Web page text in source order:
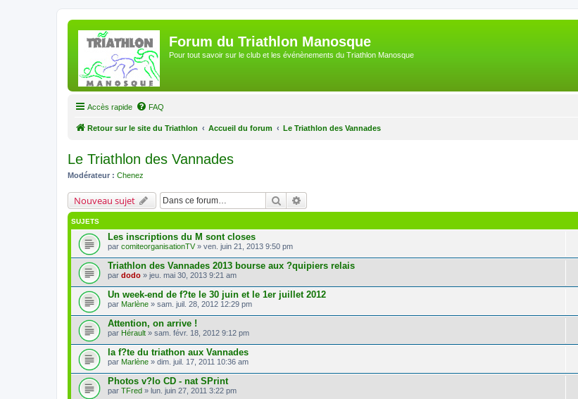
Forum du Triathlon Manosque
Pour tout savoir sur le club et les événènements du Triathlon Manosque
Accès rapide FAQ
Retour sur le site du Triathlon Accueil du forum Le Triathlon des Vannades
Le Triathlon des Vannades
Modérateur : Chenez
Nouveau sujet Rechercher
SUJETS
Les inscriptions du M sont closes
par comiteorganisationTV» ven. juin 21, 2013 9:50 pm
Triathlon des Vannades 2013 bourse aux ?quipiers relais
par dodo » jeu. mai 30, 2013 9:21 am
Un week-end de f?te le 30 juin et le 1er juillet 2012
par Marlène » sam. juil. 28, 2012 12:29 pm
Attention, on arrive !
par Hérault » sam. févr. 18, 2012 9:12 pm
la f?te du triathon aux Vannades
par Marlène » dim. juil. 17, 2011 10:36 am
Photos v?lo CD - nat SPrint
par TFred » lun. juin 27, 2011 3:22 pm